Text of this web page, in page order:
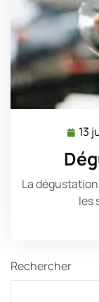
13
La
les
Rechercher